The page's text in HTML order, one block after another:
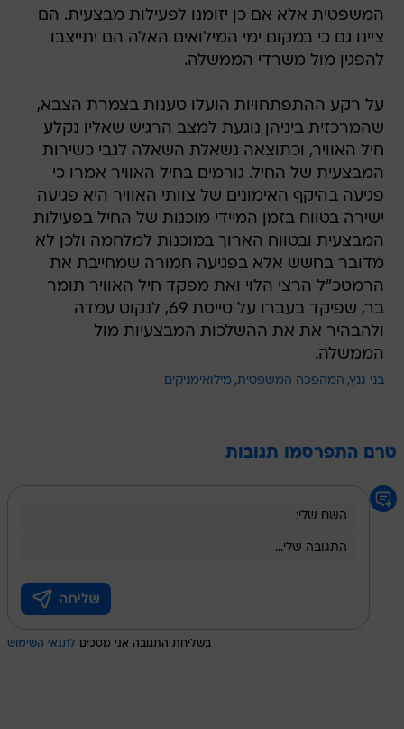
המשפטית אלא אם כן יזומנו לפעילות מבצעית. הם
ציינו גם כי במקום ימי המילואים האלה הם יתייצבו
להפגין מול משרדי הממשלה.
על רקע ההתפתחויות הועלו טענות בצמרת הצבא,
שהמרכזית ביניהן נוגעת למצב הרגיש שאליו נקלע
חיל האוויר, וכתוצאה נשאלת השאלה לגבי כשירות
המבצעית של החיל. גורמים בחיל האוויר אמרו כי
פגיעה בהיקף האימונים של צוותי האוויר היא פגיעה
ישירה בטווח בזמן המיידי מוכנות של החיל בפעילות
המבצעית ובטווח הארוך במוכנות למלחמה ולכן לא
מדובר בחשש אלא בפגיעה חמורה שמחייבת את
הרמטכ"ל הרצי הלוי ואת מפקד חיל האוויר תומר
בר, שפיקד בעברו על טייסת 69, לנקוט עמדה
ולהבהיר את את ההשלכות המבצעיות מול
הממשלה.
בני גנץ המהפכה המשפטית מילואימניקים
טרם התפרסמו תגובות
בשליחת התגובה אני מסכים לתנאי השימוש